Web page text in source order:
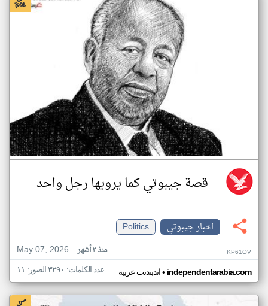
قصة جيبوتي كما يرويها رجل واحد
اخبار جيبوتي
Politics
May 07, 2026
منذ ٣ أشهر KP61OV
اندبندنت عربية• independentarabia.com عدد الكلمات: ٣٢٩٠ الصور: ١١